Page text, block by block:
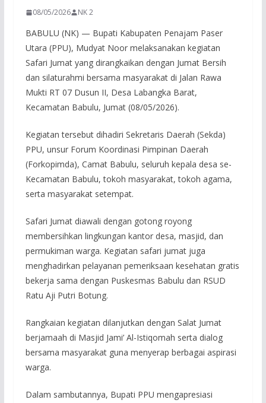
08/05/2026 NK 2
BABULU (NK) — Bupati Kabupaten Penajam Paser
Utara (PPU), Mudyat Noor melaksanakan kegiatan
Safari Jumat yang dirangkaikan dengan Jumat Bersih
dan silaturahmi bersama masyarakat di Jalan Rawa
Mukti RT 07 Dusun II, Desa Labangka Barat,
Kecamatan Babulu, Jumat (08/05/2026).
Kegiatan tersebut dihadiri Sekretaris Daerah (Sekda)
PPU, unsur Forum Koordinasi Pimpinan Daerah
(Forkopimda), Camat Babulu, seluruh kepala desa se-
Kecamatan Babulu, tokoh masyarakat, tokoh agama,
serta masyarakat setempat.
Safari Jumat diawali dengan gotong royong
membersihkan lingkungan kantor desa, masjid, dan
permukiman warga. Kegiatan safari jumat juga
menghadirkan pelayanan pemeriksaan kesehatan gratis
bekerja sama dengan Puskesmas Babulu dan RSUD
Ratu Aji Putri Botung.
Rangkaian kegiatan dilanjutkan dengan Salat Jumat
berjamaah di Masjid Jami’ Al-Istiqomah serta dialog
bersama masyarakat guna menyerap berbagai aspirasi
warga.
Dalam sambutannya, Bupati PPU mengapresiasi